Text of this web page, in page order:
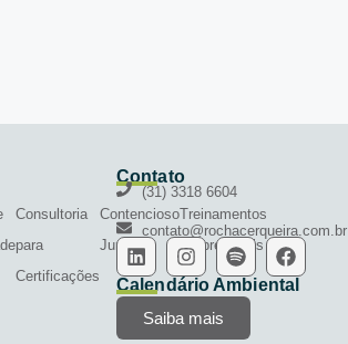
Consultoria
para
Certificações
Contencioso
Jurídico
Treinamentos
Empresariais
Contato
(31) 3318 6604
contato@rochacerqueira.com.br
Calendário Ambiental
Saiba mais